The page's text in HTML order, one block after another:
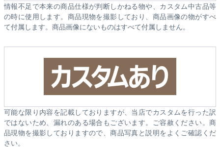
情報不足で本来の商品仕様が判断しかねる物や、カスタム中古品等
の時に使用します。商品現物を撮影しており、商品画像の物がすべ
て付属します。商品画像にないものはすべて付属しません。
可能な限り内容を記載しておりますが、当店でカスタムを行った訳
ではないため、漏れのある場合もございます。ご容赦ください。商
品現物を撮影しておりますので、商品写真と説明をよくご確認くだ
さい。